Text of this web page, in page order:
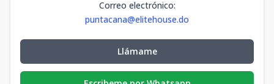
Correo electrónico:
puntacana@elitehouse.do
Llámame